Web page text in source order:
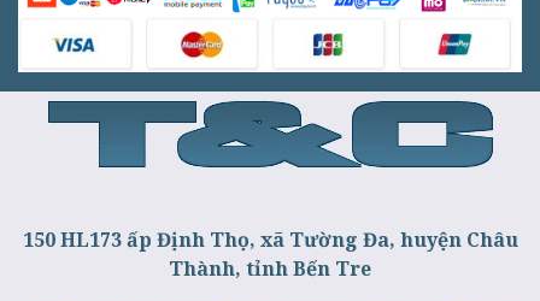
150 HL173 ấp Định Thọ, xã Tường Đa, huyện Châu
Thành, tỉnh Bến Tre